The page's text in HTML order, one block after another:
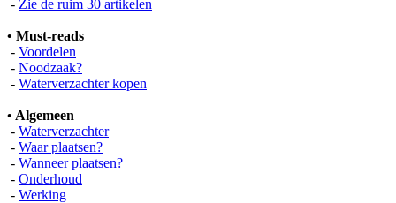
- Zie de ruim 30 artikelen
• Must-reads
- Voordelen
- Noodzaak?
- Waterverzachter kopen
• Algemeen
- Waterverzachter
- Waar plaatsen?
- Wanneer plaatsen?
- Onderhoud
- Werking